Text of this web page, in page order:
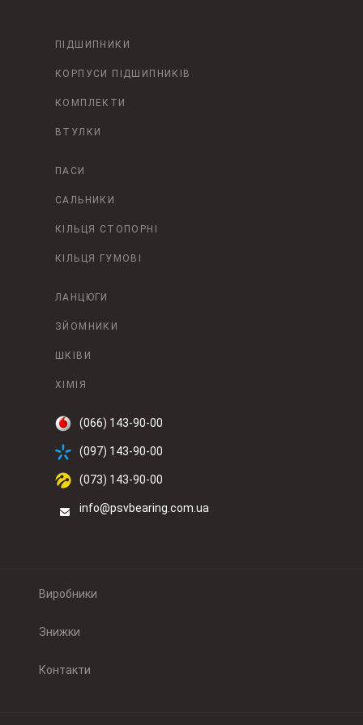
ПІДШИПНИКИ
КОРПУСИ ПІДШИПНИКІВ
КОМПЛЕКТИ
ВТУЛКИ
ПАСИ
САЛЬНИКИ
КІЛЬЦЯ СТОПОРНІ
КІЛЬЦЯ ГУМОВІ
ЛАНЦЮГИ
ЗЙОМНИКИ
ШКІВИ
ХІМІЯ
(066) 143-90-00
(097) 143-90-00
(073) 143-90-00
info@psvbearing.com.ua
Виробники
Знижки
Контакти